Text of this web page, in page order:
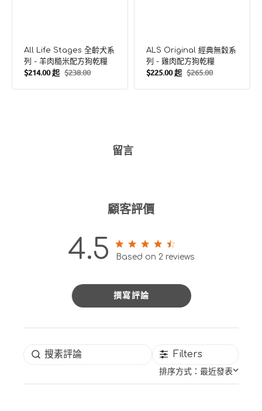
All Life Stages 全齡犬系
列 - 羊肉糙米配方狗乾糧
售
價
$214.00 起 定
價
$238.00
ALS Original 經典無穀系
列 - 雞肉配方狗乾糧
售
價
$225.00 起 定
價
$265.00
留言
顧客評價
4.5
4.5 out of 5 stars 2 total
Based on 2 reviews
撰寫評論
Filters
排序方式： 最近發表